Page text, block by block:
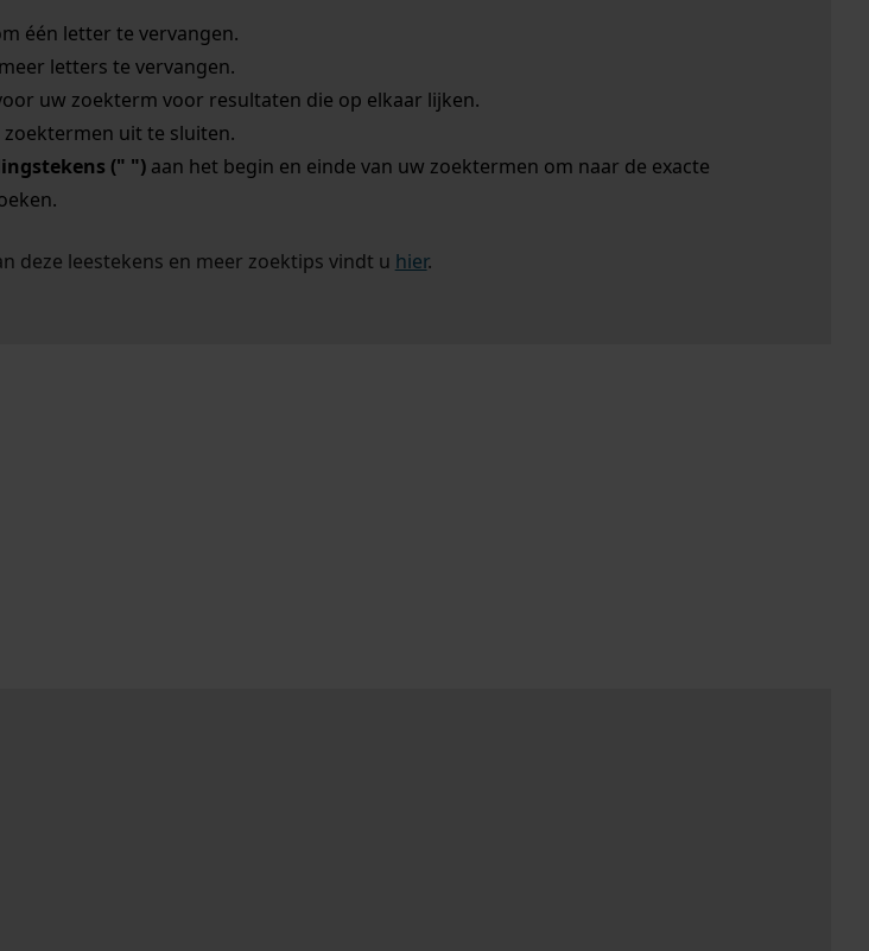
één letter te vervangen.
letters te vervangen.
uw zoekterm voor resultaten die op elkaar lijken.
uit te sluiten.
(" ")aan het begin en einde van uw zoektermen om naar de exacte
deze leestekens en meer zoektips vindt u hier.